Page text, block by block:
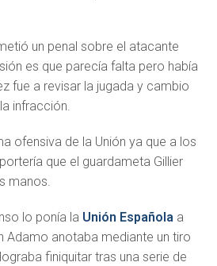
un penal sobre el atacante
es que parecía falta pero había
fue a revisar la jugada y cambio
infracción.
ofensiva de la Unión ya que a los
que el guardameta Gillier
manos.
lo ponía la Unión Españolaa
Adamo anotaba mediante un tiro
finiquitar tras una serie de